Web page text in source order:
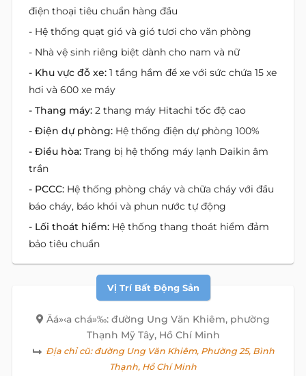
điện thoại tiêu chuẩn hàng đầu
- Hệ thống quạt gió và gió tươi cho văn phòng
- Nhà vệ sinh riêng biệt dành cho nam và nữ
- Khu vực đỗ xe: 1 tầng hầm để xe với sức chứa 15 xe
hơi và 600 xe máy
- Thang máy: 2 thang máy Hitachi tốc độ cao
- Điện dự phòng: Hệ thống điện dự phòng 100%
- Điều hòa: Trang bị hệ thống máy lạnh Daikin âm
trần
- PCCC: Hệ thống phòng cháy và chữa cháy với đầu
báo cháy, báo khói và phun nước tự động
- Lối thoát hiểm: Hệ thống thang thoát hiểm đảm
bảo tiêu chuẩn
Vị Trí Bất Động Sản
Äá»‹a chá»‰: đường Ung Văn Khiêm, phường
Thạnh Mỹ Tây, Hồ Chí Minh
Địa chỉ cũ:đường Ung Văn Khiêm, Phường 25, Bình
Thạnh, Hồ Chí Minh